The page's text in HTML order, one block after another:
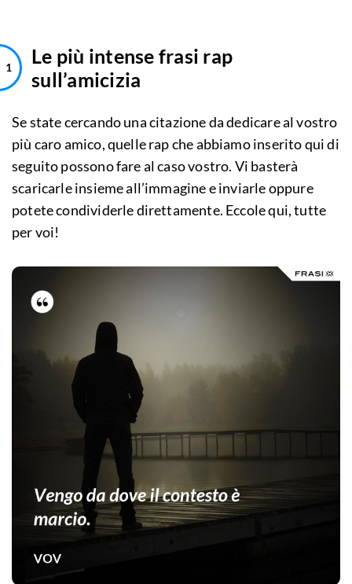
Le più intense frasi rap
sull’amicizia
Se state cercando una citazione da dedicare al vostro
più caro amico, quelle rap che abbiamo inserito qui di
seguito possono fare al caso vostro. Vi basterà
scaricarle insieme all’immagine e inviarle oppure
potete condividerle direttamente. Eccole qui, tutte
per voi!